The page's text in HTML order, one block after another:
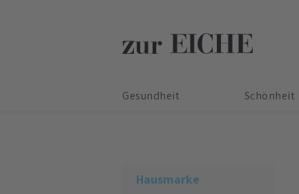
Gesundheit Schönheit
Hausmarke